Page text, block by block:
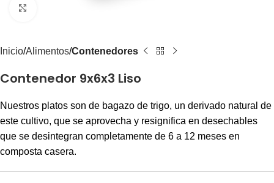
Inicio Alimentos Contenedores
Contenedor 9x6x3 Liso
Nuestros platos son de bagazo de trigo, un derivado natural de
este cultivo, que se aprovecha y resignifica en desechables
que se desintegran completamente de 6 a 12 meses en
composta casera.